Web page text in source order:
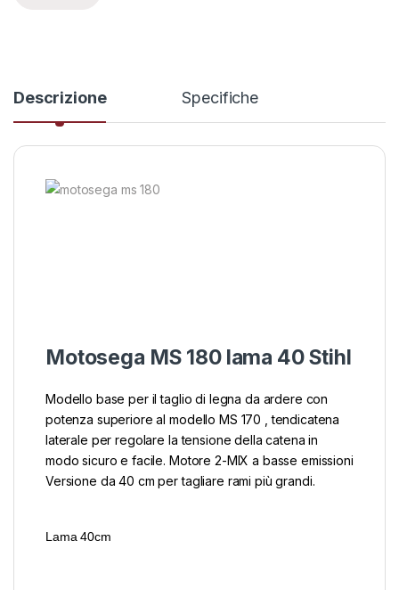
Descrizione Specifiche
Motosega MS 180 lama 40 Stihl
Modello base per il taglio di legna da ardere con
potenza superiore al modello MS 170 , tendicatena
laterale per regolare la tensione della catena in
modo sicuro e facile. Motore 2-MIX a basse emissioni
Versione da 40 cm per tagliare rami più grandi.
Lama 40cm